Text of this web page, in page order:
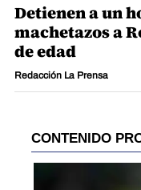
Detienen a un
machetazos a
de edad
Redacción La Prensa